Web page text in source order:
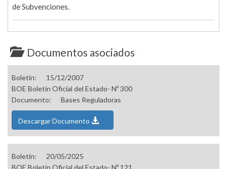
de Subvenciones.
Documentos asociados
Boletín:
15/12/2007
BOE Boletín Oficial del Estado- Nº 300
Documento:
Bases Reguladoras
Descargar Documento
Boletín:
20/05/2025